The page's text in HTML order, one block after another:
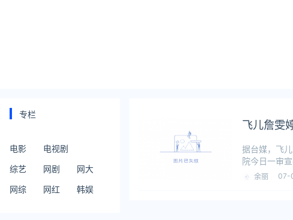
专栏
电影
电视剧
综艺
网剧
网大
网综
网红 韩娱
飞儿詹雯
据台媒，飞
院今日一审
司亚神音乐响
余丽 07-